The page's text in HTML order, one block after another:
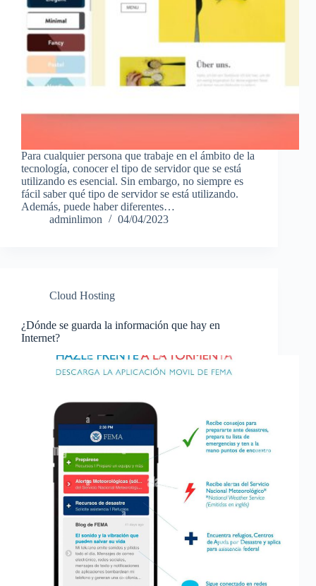
Para cualquier persona que trabaje en el ámbito de la
tecnología, conocer el tipo de servidor que se está
utilizando es esencial. Sin embargo, no siempre es
fácil saber qué tipo de servidor se está utilizando.
Además, puede haber diferentes…
adminlimon
04/04/2023
Cloud Hosting
¿Dónde se guarda la información que hay en
Internet?